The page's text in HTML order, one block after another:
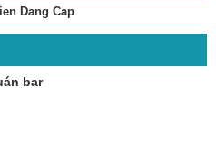
bar